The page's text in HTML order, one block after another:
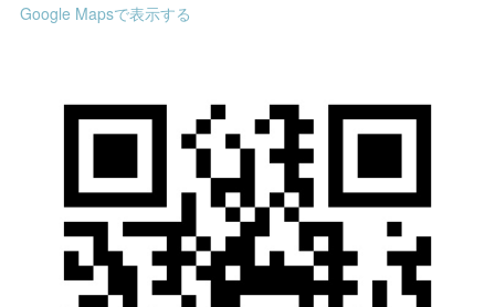
Google Mapsで表示する